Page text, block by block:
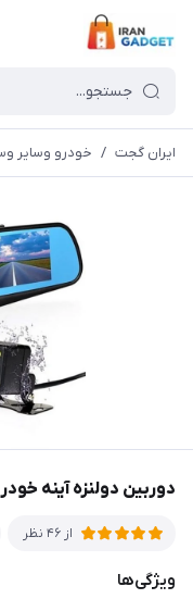
ایران گجت / خودرو وسایر
دوربین دولنزه آینه
از 46 نظر
ویژگی‌ها